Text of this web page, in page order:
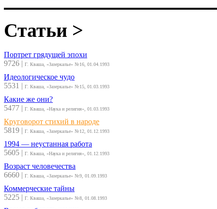
Статьи >
Портрет грядущей эпохи
9726 | Г. Кваша, «Зазеркалье» №16, 01.04.1993
Идеологическое чудо
5531 | Г. Кваша, «Зазеркалье» №15, 01.03.1993
Какие же они?
5477 | Г. Кваша, «Наука и религия», 01.03.1993
Круговорот стихий в народе
5819 | Г. Кваша, «Зазеркалье» №12, 01.12.1993
1994 — неустанная работа
5605 | Г. Кваша, «Наука и религия», 01.12.1993
Возраст человечества
6660 | Г. Кваша, «Зазеркалье» №9, 01.09.1993
Коммерческие тайны
5225 | Г. Кваша, «Зазеркалье» №8, 01.08.1993